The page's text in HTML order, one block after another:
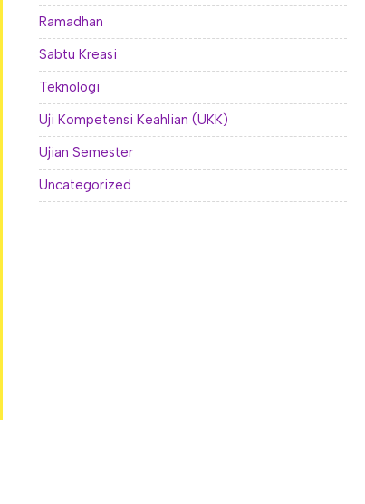
Ramadhan
Sabtu Kreasi
Teknologi
Uji Kompetensi Keahlian (UKK)
Ujian Semester
Uncategorized